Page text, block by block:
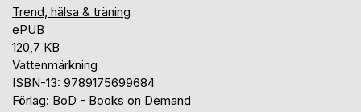
Trend, hälsa & träning
ePUB
120,7 KB
Vattenmärkning
ISBN-13: 9789175699684
Förlag: BoD - Books on Demand